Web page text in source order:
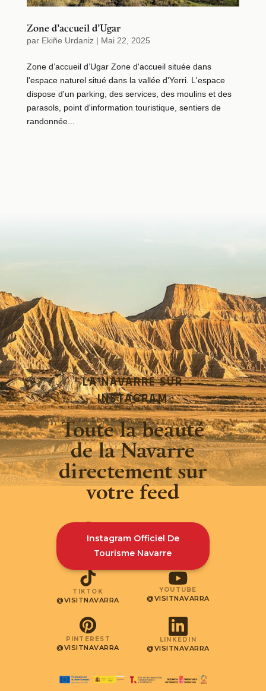
Zone d’accueil d’Ugar
par Ekiñe Urdaniz| Mai 22, 2025
Zone d’accueil d’Ugar Zone d'accueil située dans
l'espace naturel situé dans la vallée d'Yerri. L'espace
dispose d'un parking, des services, des moulins et des
parasols, point d'information touristique, sentiers de
randonnée...
LA NAVARRE SUR
INSTAGRAM
Toute la beauté
de la Navarre
directement sur
votre feed
Instagram Officiel De
Tourisme Navarre
FACEBOOK
@VISITNAVARRA
INSTAGRAM
@VISITNAVARRA
TIKTOK
@VISITNAVARRA
YOUTUBE
@VISITNAVARRA
PINTEREST
@VISITNAVARRA
LINKEDIN
@VISITNAVARRA